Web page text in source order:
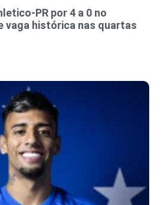
PR por 4 a 0 no
vaga histórica nas quartas